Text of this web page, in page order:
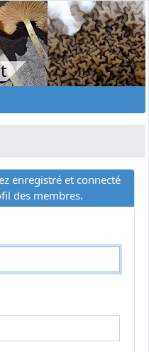
enregistré et connecté
des membres.